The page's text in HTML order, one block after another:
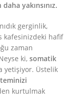
yakınsınız.
gerginlik,
kafesinizdeki hafif
zaman
ki, somatik
yetişiyor. Üstelik
kurtulmak